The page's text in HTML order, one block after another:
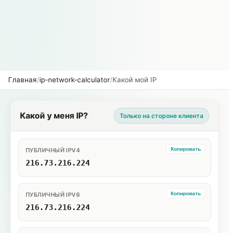
Главная/ip-network-calculator/Какой мой IP
Какой у меня IP? Только на стороне клиента
Копировать
ПУБЛИЧНЫЙ IPV4
216.73.216.224
Копировать
ПУБЛИЧНЫЙ IPV6
216.73.216.224